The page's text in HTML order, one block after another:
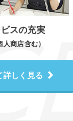
スの充実
人商店含む）
詳しく見る